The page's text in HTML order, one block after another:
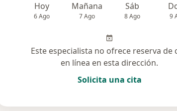
Hoy
6 Ago
Mañana
7 Ago
Sáb
8 Ago 9
Este especialista no ofrece reserva de
en línea en esta dirección.
Solicita una cita